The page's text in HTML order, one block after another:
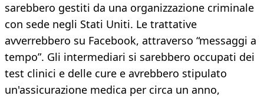
sarebbero gestiti da una organizzazione criminale
con sede negli Stati Uniti. Le trattative
avverrebbero su Facebook, attraverso “messaggi a
tempo”. Gli intermediari si sarebbero occupati dei
test clinici e delle cure e avrebbero stipulato
un'assicurazione medica per circa un anno,